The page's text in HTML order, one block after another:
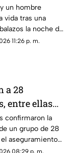
la
de Villa
un hombre
vida tras una
la noche de
un joven de 26
11:26 p. m.
a 28
entre ellas
con un
El Roble,
confirmaron la
un grupo de 28
aseguramiento
fuego largas, en la
08:29 p. m.